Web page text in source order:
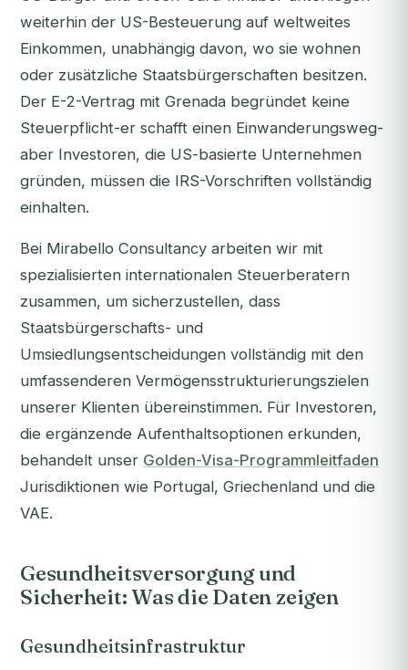
weiterhin der US-Besteuerung auf weltweites
Einkommen, unabhängig davon, wo sie wohnen
oder zusätzliche Staatsbürgerschaften besitzen.
Der E-2-Vertrag mit Grenada begründet keine
Steuerpflicht-er schafft einen Einwanderungsweg-
aber Investoren, die US-basierte Unternehmen
gründen, müssen die IRS-Vorschriften vollständig
einhalten.
Bei Mirabello Consultancy arbeiten wir mit
spezialisierten internationalen Steuerberatern
zusammen, um sicherzustellen, dass
Staatsbürgerschafts- und
Umsiedlungsentscheidungen vollständig mit den
umfassenderen Vermögensstrukturierungszielen
unserer Klienten übereinstimmen. Für Investoren,
die ergänzende Aufenthaltsoptionen erkunden,
behandelt unser Golden-Visa-Programmleitfaden
Jurisdiktionen wie Portugal, Griechenland und die
VAE.
Gesundheitsversorgung und
Sicherheit: Was die Daten zeigen
Gesundheitsinfrastruktur